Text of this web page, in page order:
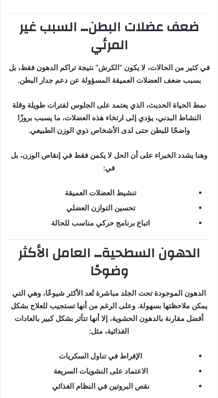
ضعف عضلات البطن… السبب غير
المرئي
في كثير من الحالات، لا يكون “الكرش” نتيجة تراكم الدهون فقط، بل
بسبب ضعف العضلات العميقة المسؤولة عن دعم جدار البطن.
نمط الحياة الحديث، الذي يعتمد على الجلوس لفترات طويلة وقلة
النشاط البدني، يؤدي إلى ارتخاء هذه العضلات، ما يسبب بروزًا
واضحًا للبطن حتى لدى الأشخاص ذوي الوزن الطبيعي.
وهنا يشدد الخبراء على أن الحل لا يكمن فقط في إنقاص الوزن، بل
في:
تنشيط العضلات العميقة
تحسين التوازن العضلي
اتباع برنامج حركي مناسب للحالة
الدهون السطحية… العامل الأكثر
وضوحًا
الدهون الموجودة تحت الجلد مباشرة تُعد الأكثر شيوعًا، وهي التي
يمكن ملاحظتها بسهولة. وعلى الرغم من أنها تستجيب للعلاج بشكل
أفضل مقارنة بالدهون الحشوية، إلا أنها تتأثر بشكل كبير بالعادات
الغذائية، مثل:
الإفراط في تناول السكريات
الاعتماد على النشويات السريعة
نقص البروتين في النظام الغذائي